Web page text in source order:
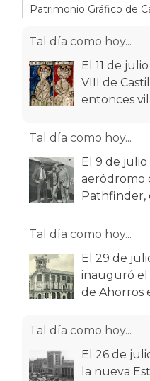
Patrimonio Gráfico de
Tal día como hoy...
El 11 de
VIII de
entonces
Tal día como hoy...
El 9 de julio
aeródromo
Pathfinder,
Tal día como hoy...
El 29 de
inauguró el
de Ahorros
Tal día como hoy...
El 26 de
la nueva